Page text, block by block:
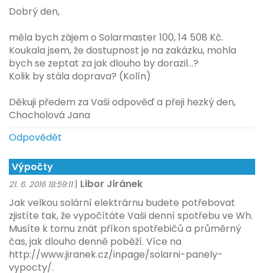
Dobrý den,
měla bych zájem o Solarmaster 100, 14 508 Kč.
Koukala jsem, že dostupnost je na zakázku, mohla
bych se zeptat za jak dlouho by dorazil...?
Kolik by stála doprava? (Kolín)
Děkuji předem za Vaši odpověď a přeji hezký den,
Chocholová Jana
Odpovědět
Výpočty
21. 6. 2016 18:59:11 | Libor Jiránek
Jak velkou solární elektrárnu budete potřebovat
zjistíte tak, že vypočítáte Vaši denní spotřebu ve Wh.
Musíte k tomu znát příkon spotřebičů a průměrný
čas, jak dlouho denně poběží. Více na
http://www.jiranek.cz/inpage/solarni-panely-
vypocty/.